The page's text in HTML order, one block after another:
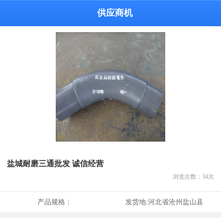
供应商机
盐城耐磨三通批发 诚信经营
浏览次数： 34次
产品规格： 发货地:河北省沧州盐山县